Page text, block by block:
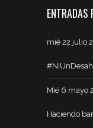
ENTRADAS
mié 22 julio
Mié 6 mayo
Haciendo